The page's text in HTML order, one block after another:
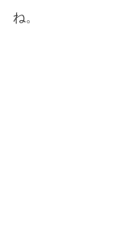
ね。